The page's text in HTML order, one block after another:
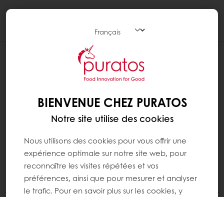
BIENVENUE CHEZ PURATOS
Notre site utilise des cookies
Nous utilisons des cookies pour vous offrir une
expérience optimale sur notre site web, pour
reconnaître les visites répétées et vos
préférences, ainsi que pour mesurer et analyser
le trafic. Pour en savoir plus sur les cookies, y